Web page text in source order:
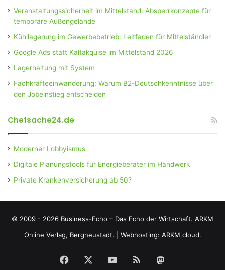
Veranstaltungssicherheit im Mittelstand: Absperrkonzepte für
temporäre Außengelände
Kühllagerung im Gewerbebetrieb: Leitfaden für Mittelständler
Google Ads statt Kaltakquise im Mittelstand 2026
Lagerhaltung mit System
Fachkräfteeinwanderung: Warum B2-Deutschkenntnisse über
den Jobeinstieg entscheiden
Chefsache24.de
Moderner Lobbyismus
Digitale Planungstools für Energieberater im Handwerk
Private Krankenversicherung ab 50?
© 2009 - 2026 Business-Echo – Das Echo der Wirtschaft. ARKM
Online Verlag, Bergneustadt.
Webhosting: ARKM.cloud.
Facebook YouTubeRSS